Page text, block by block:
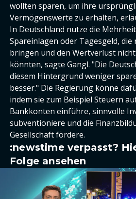
wollten sparen, um ihre
Vermögenswerte zu erhalten,
In Deutschland nutze die
Spareinlagen oder Tagesgeld,
bringen und den Wertverlust
könnten, sagte Gangl. "Die
diesem Hintergrund weniger
besser." Die Regierung könne
indem sie zum Beispiel Steuern
Bankkonten einführe, sinnvolle
subventioniere und die
Gesellschaft fördere.
:newstime verpasst?
Folge ansehen